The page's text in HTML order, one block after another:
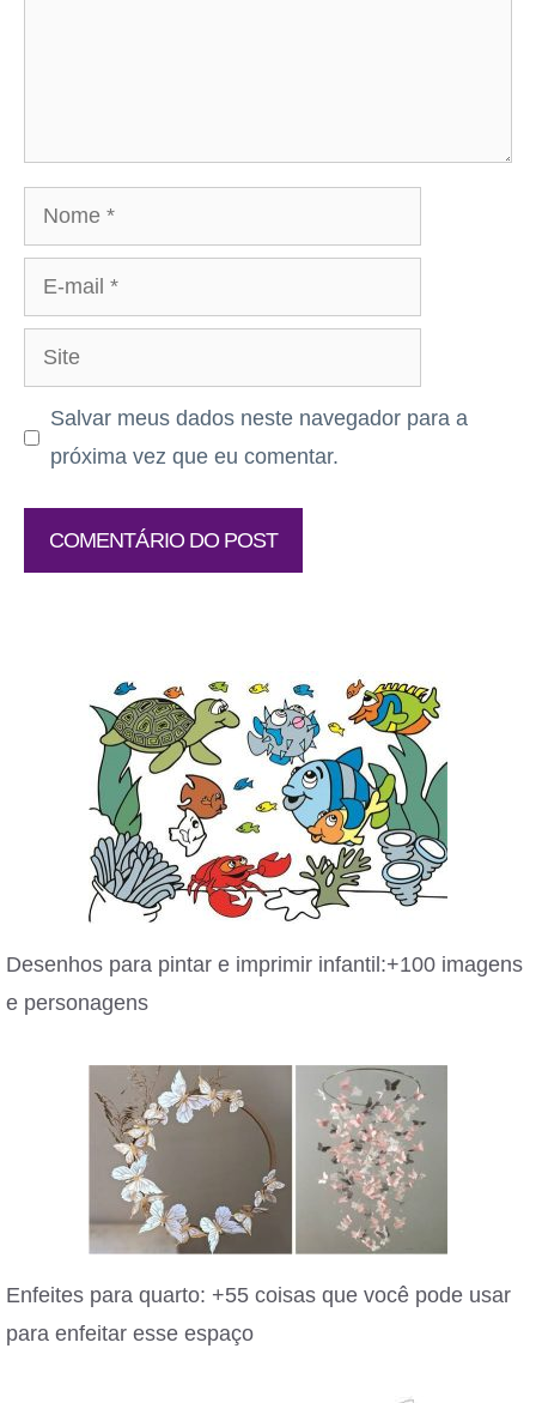
Nome
mail
Site
Salvar meus dados neste navegador para a
próxima vez que eu comentar.
Desenhos para pintar e imprimir infantil:+100 imagens
e personagens
Enfeites para quarto: +55 coisas que você pode usar
para enfeitar esse espaço